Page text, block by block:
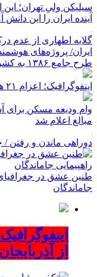
آینده ایران را این
گلایه اطهاری از عدم
ایران/ پروژه‌های
طرح جامع ۱۳۸۶ به کشور آسیب زد
اینفوگرافیک؛ اعزام ۲۱ هزار زائر اربعین از آذربایجان‌شرقی
وام ودیعه مسکن برای
مبالغ اعلام شد
دوراهی ماندن و رفتن /
طنین عشق در
جاماندگان
از